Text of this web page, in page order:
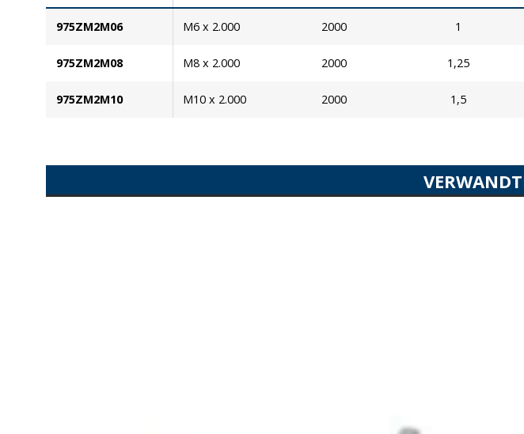
975ZM2M06 M6 x 2.000 2000 1
975ZM2M08 M8 x 2.000 2000 1,25
975ZM2M10 M10 x 2.000 2000 1,5